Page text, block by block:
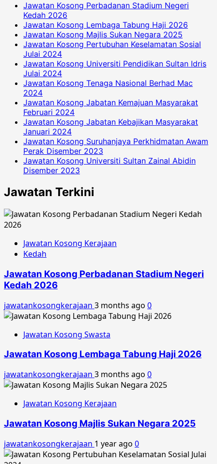
Jawatan Kosong Perbadanan Stadium Negeri
Kedah 2026
Jawatan Kosong Lembaga Tabung Haji 2026
Jawatan Kosong Majlis Sukan Negara 2025
Jawatan Kosong Pertubuhan Keselamatan Sosial
Julai 2024
Jawatan Kosong Universiti Pendidikan Sultan Idris
Julai 2024
Jawatan Kosong Tenaga Nasional Berhad Mac
2024
Jawatan Kosong Jabatan Kemajuan Masyarakat
Februari 2024
Jawatan Kosong Jabatan Kebajikan Masyarakat
Januari 2024
Jawatan Kosong Suruhanjaya Perkhidmatan Awam
Perak Disember 2023
Jawatan Kosong Universiti Sultan Zainal Abidin
Disember 2023
Jawatan Terkini
Jawatan Kosong Kerajaan
Kedah
Jawatan Kosong Perbadanan Stadium Negeri
Kedah 2026
jawatankosongkerajaan 3 months ago 0
Jawatan Kosong Swasta
Jawatan Kosong Lembaga Tabung Haji 2026
jawatankosongkerajaan 3 months ago 0
Jawatan Kosong Kerajaan
Jawatan Kosong Majlis Sukan Negara 2025
jawatankosongkerajaan 1 year ago 0